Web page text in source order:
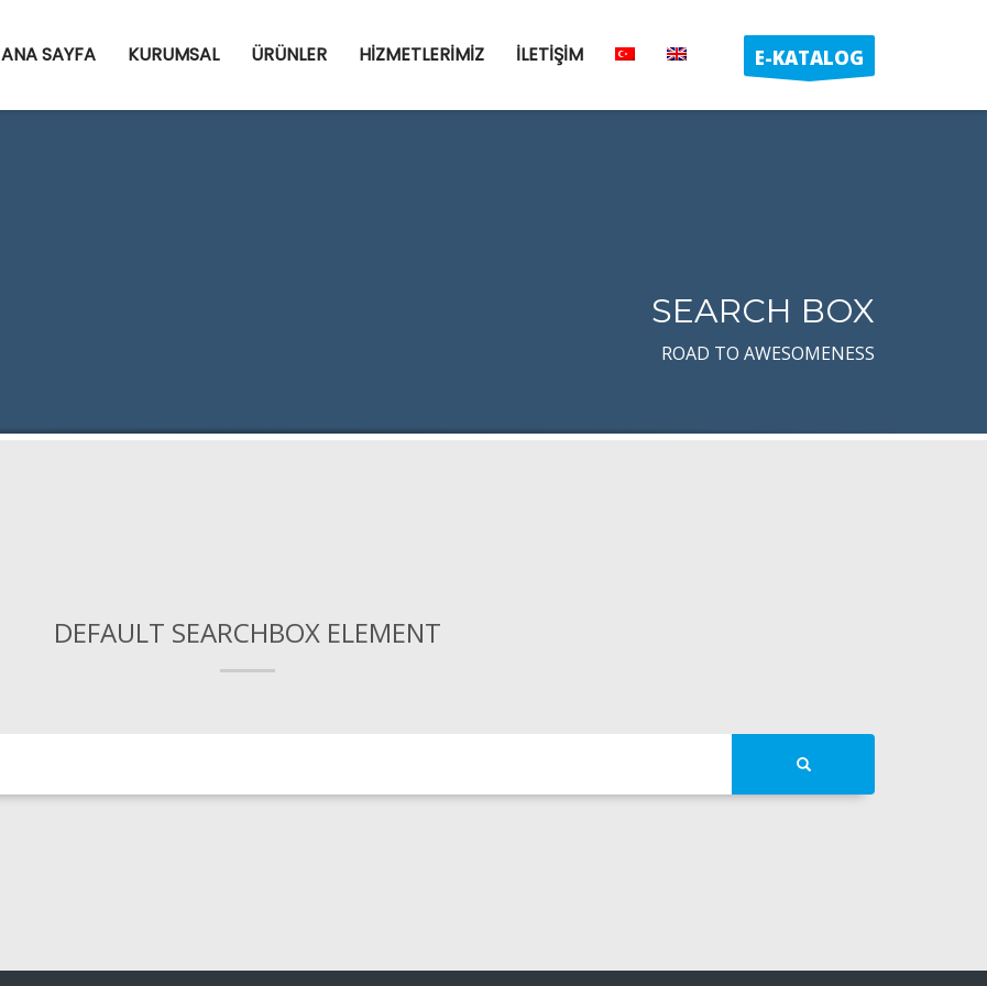
ANA SAYFA KURUMSAL ÜRÜNLER HİZMETLERİMİZ İLETİŞİM E-KATALOG
SEARCH BOX
ROAD TO AWESOMENESS
DEFAULT SEARCHBOX ELEMENT